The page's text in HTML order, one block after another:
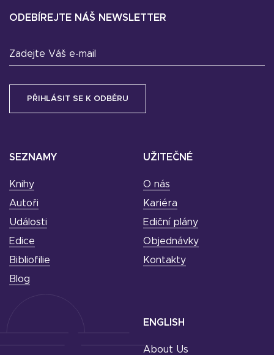
SEZNAMY
Knihy
Autoři
Události
Edice
Bibliofilie
Blog
UŽITEČNÉ
O nás
Kariéra
Ediční plány
Objednávky
Kontakty
ODEBÍREJTE NÁŠ NEWSLETTER
Zadejte Váš e-mail
ENGLISH
About Us